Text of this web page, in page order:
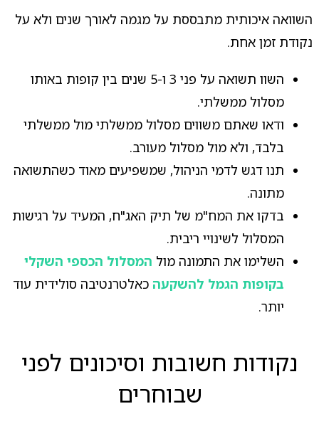
השוואה איכותית מתבססת על מגמה לאורך שנים ולא על
נקודת זמן אחת.
השוו תשואה על פני 3 ו-5 שנים בין קופות באותו
מסלול ממשלתי.
ודאו שאתם משווים מסלול ממשלתי מול ממשלתי
בלבד, ולא מול מסלול מעורב.
תנו דגש לדמי הניהול, שמשפיעים מאוד כשהתשואה
מתונה.
בדקו את המח"מ של תיק האג"ח, המעיד על רגישות
המסלול לשינויי ריבית.
השלימו את התמונה מול המסלול הכספי השקלי
בקופות הגמל להשקעהכאלטרנטיבה סולידית עוד
יותר.
נקודות חשובות וסיכונים לפני
שבוחרים